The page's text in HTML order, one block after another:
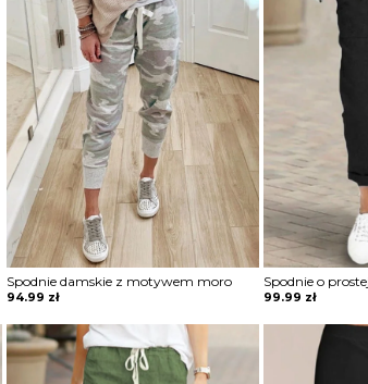
Spodnie damskie z motywem moro
94.99 zł 99.99 zł